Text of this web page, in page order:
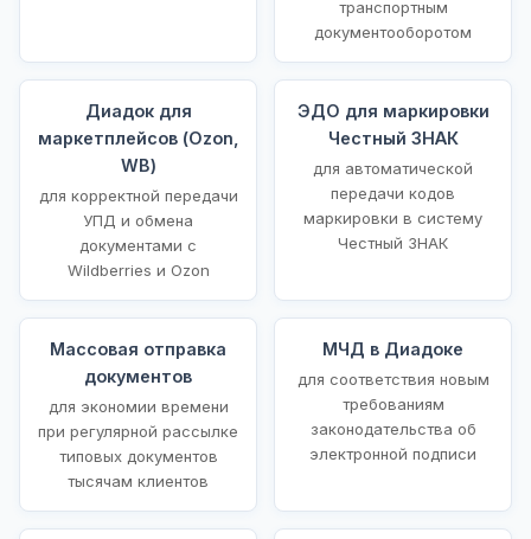
транспортным
документооборотом
Диадок для
маркетплейсов (Ozon,
WB)
для корректной передачи
УПД и обмена
документами с
Wildberries и Ozon
ЭДО для маркировки
Честный ЗНАК
для автоматической
передачи кодов
маркировки в систему
Честный ЗНАК
Массовая отправка
документов
для экономии времени
при регулярной рассылке
типовых документов
тысячам клиентов
МЧД в Диадоке
для соответствия новым
требованиям
законодательства об
электронной подписи